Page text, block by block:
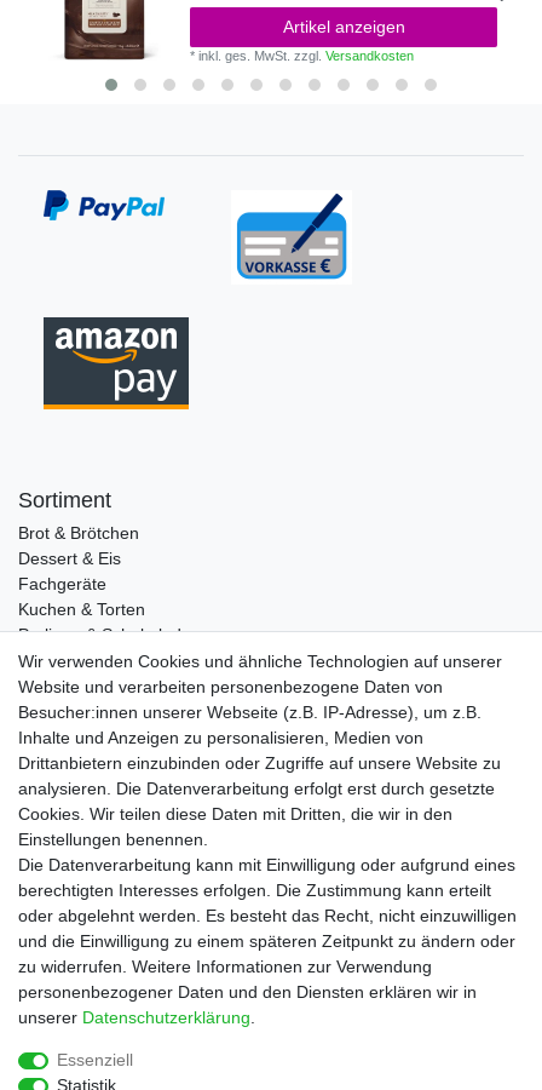
Artikel anzeigen
*inkl. ges. MwSt. zzgl.Versandkosten
Sortiment
Brot & Brötchen
Dessert & Eis
Fachgeräte
Kuchen & Torten
Pralinen & Schokolade
Lebensmittel
Gutscheine
Informationen
Zahlungsarten
Versandkosten
Service
Rezepte
Newsletter
Blog
Choco Patiss
|
Wir verwenden Cookies und ähnliche Technologien auf unserer
Website und verarbeiten personenbezogene Daten von
Besucher:innen unserer Webseite (z.B. IP-Adresse), um z.B.
Inhalte und Anzeigen zu personalisieren, Medien von
Drittanbietern einzubinden oder Zugriffe auf unsere Website zu
analysieren. Die Datenverarbeitung erfolgt erst durch gesetzte
Cookies. Wir teilen diese Daten mit Dritten, die wir in den
Einstellungen benennen.
Die Datenverarbeitung kann mit Einwilligung oder aufgrund eines
berechtigten Interesses erfolgen. Die Zustimmung kann erteilt
oder abgelehnt werden. Es besteht das Recht, nicht einzuwilligen
und die Einwilligung zu einem späteren Zeitpunkt zu ändern oder
zu widerrufen. Weitere Informationen zur Verwendung
personenbezogener Daten und den Diensten erklären wir in
unserer Daten­schutz­erklärung
Essenziell
Statistik